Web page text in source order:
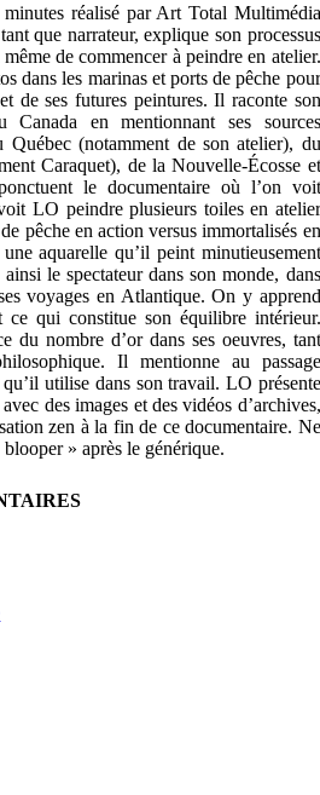
réalisé par Art Total Multimédia
que narrateur, explique son processus
de commencer à peindre en atelier.
dans les marinas et ports de pêche pour
de ses futures peintures. Il raconte son
en mentionnant ses sources
Québec (notamment de son atelier), du
Caraquet), de la Nouvelle-Écosse et
le documentaire où l’on voit
LO peindre plusieurs toiles en atelier
pêche en action versus immortalisés en
aquarelle qu’il peint minutieusement
le spectateur dans son monde, dans
voyages en Atlantique. On y apprend
ce qui constitue son équilibre intérieur.
du nombre d’or dans ses oeuvres, tant
Il mentionne au passage
qu’il utilise dans son travail. LO présente
des images et des vidéos d’archives,
zen à la fin de ce documentaire. Ne
» après le générique.